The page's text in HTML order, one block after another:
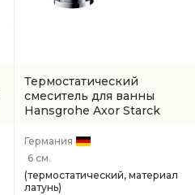
Термостатический
смеситель для ванны
Hansgrohe Axor Starck
Германия
6 см.
(термостатический, материал
латунь)